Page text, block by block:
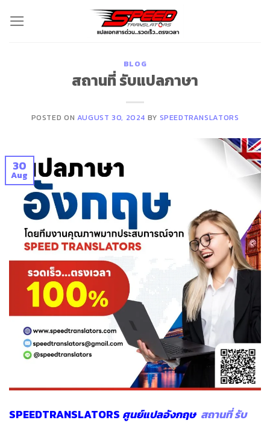
BLOG
สถานที่ รับแปลภาษา
POSTED ON AUGUST 30, 2024 BY SPEEDTRANSLATORS
30
Aug
SPEEDTRANSLATORS ศูนย์แปลอังกฤษ สถานที่ รับ